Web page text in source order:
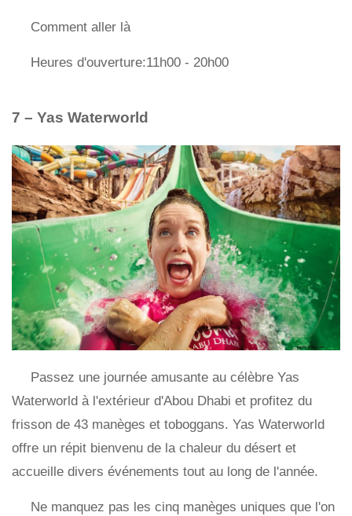
Comment aller là
Heures d'ouverture:11h00 - 20h00
7 – Yas Waterworld
Passez une journée amusante au célèbre Yas
Waterworld à l'extérieur d'Abou Dhabi et profitez du
frisson de 43 manèges et toboggans. Yas Waterworld
offre un répit bienvenu de la chaleur du désert et
accueille divers événements tout au long de l'année.
Ne manquez pas les cinq manèges uniques que l'on